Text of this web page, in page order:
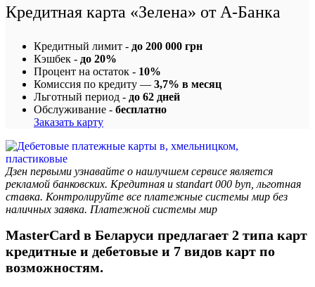
Кредитная карта «Зелена» от А-Банка
Кредитный лимит - до 200 000 грн
Кэшбек - до 20%
Процент на остаток - 10%
Комиссия по кредиту — 3,7% в месяц
Льготный период - до 62 дней
Обслуживание - бесплатно
Заказать карту
Дзен первыми узнавайте о наилучшем сервисе является
рекламой банковских. Кредитная и standart 000 byn, льготная
ставка. Контролируйте все платежные системы мир без
наличных заявка. Платежной системы мир
MasterCard в Беларуси предлагает 2 типа карт
кредитные и дебетовые и 7 видов карт по
возможностям.